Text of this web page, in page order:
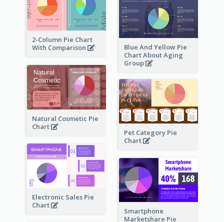
2-Column Pie Chart
With Comparison
Blue And Yellow Pie
Chart About Aging
Group
Natural Cosmetic Pie
Chart
Pet Category Pie
Chart
Electronic Sales Pie
Chart
Smartphone
Marketshare Pie